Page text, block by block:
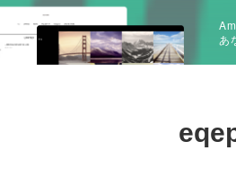
あ